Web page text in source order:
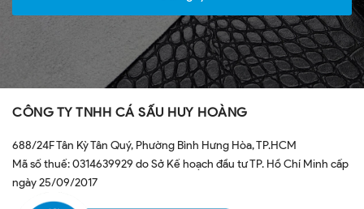
CÔNG TY TNHH CÁ SẤU HUY HOÀNG
688/24F Tân Kỳ Tân Quý, Phường Bình Hưng Hòa, TP.HCM
Mã số thuế: 0314639929 do Sở Kế hoạch đầu tư TP. Hồ Chí Minh cấp
ngày 25/09/2017